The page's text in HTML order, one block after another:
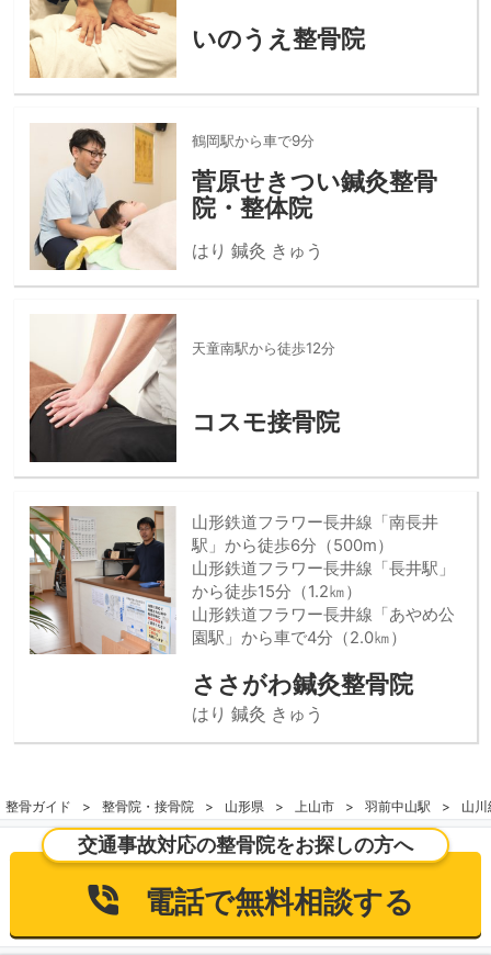
いのうえ整骨院
鶴岡駅から車で9分
菅原せきつい鍼灸整骨
院・整体院
はり 鍼灸 きゅう
天童南駅から徒歩12分
コスモ接骨院
山形鉄道フラワー長井線「南長井
駅」から徒歩6分（500m）
山形鉄道フラワー長井線「長井駅」
から徒歩15分（1.2㎞）
山形鉄道フラワー長井線「あやめ公
園駅」から車で4分（2.0㎞）
ささがわ鍼灸整骨院
はり 鍼灸 きゅう
整骨ガイド 整骨院・接骨院 山形県 上山市 羽前中山駅 山
交通事故対応の整骨院をお探しの方へ
電話で無料相談する